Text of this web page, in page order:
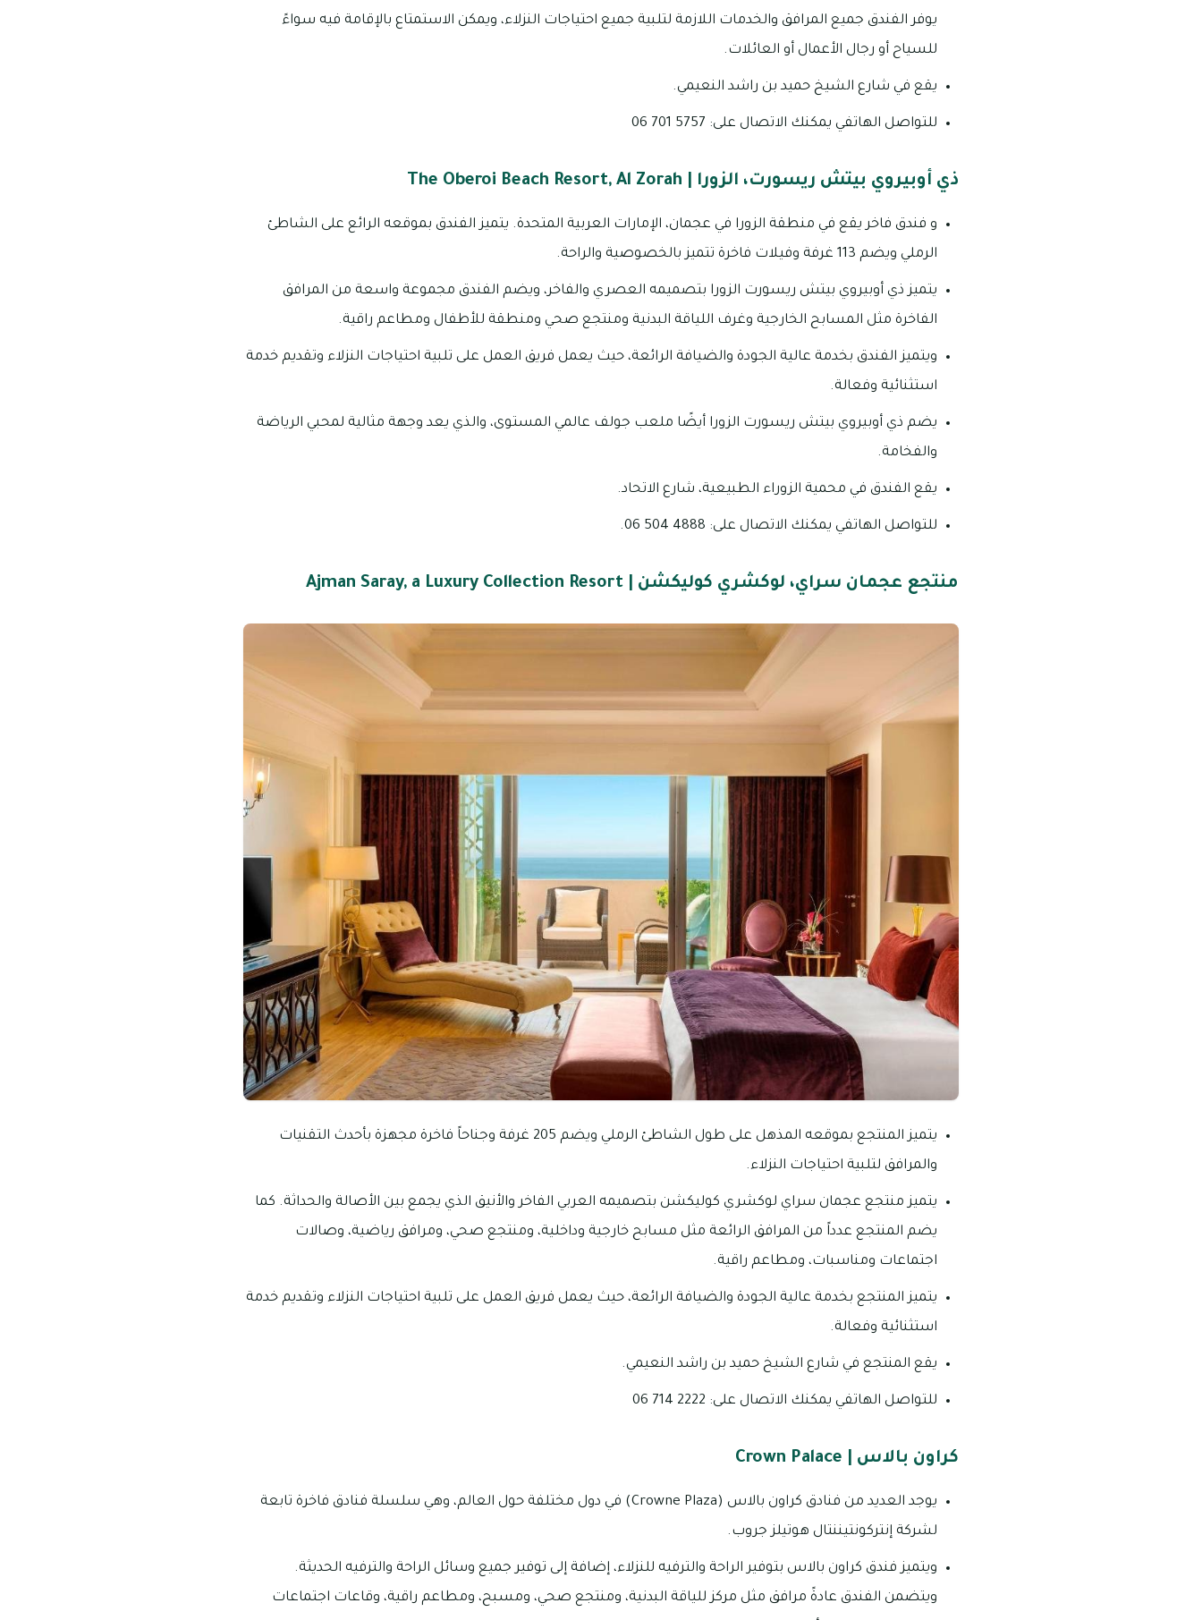
يوفر الفندق جميع المرافق والخدمات اللازمة لتلبية جميع احتياجات النزلاء، ويمكن الاستمتاع بالإقامة فيه سواءً
للسياح أو رجال الأعمال أو العائلات.
يقع في شارع الشيخ حميد بن راشد النعيمي.
للتواصل الهاتفي يمكنك الاتصال على: 5757 701 06
ذي أوبيروي بيتش ريسورت، الزورا | The Oberoi Beach Resort, Al Zorah
و فندق فاخر يقع في منطقة الزورا في عجمان، الإمارات العربية المتحدة. يتميز الفندق بموقعه الرائع على الشاطئ
الرملي ويضم 113 غرفة وفيلات فاخرة تتميز بالخصوصية والراحة.
يتميز ذي أوبيروي بيتش ريسورت الزورا بتصميمه العصري والفاخر، ويضم الفندق مجموعة واسعة من المرافق
الفاخرة مثل المسابح الخارجية وغرف اللياقة البدنية ومنتجع صحي ومنطقة للأطفال ومطاعم راقية.
ويتميز الفندق بخدمة عالية الجودة والضيافة الرائعة، حيث يعمل فريق العمل على تلبية احتياجات النزلاء وتقديم خدمة
استثنائية وفعالة.
يضم ذي أوبيروي بيتش ريسورت الزورا أيضًا ملعب جولف عالمي المستوى، والذي يعد وجهة مثالية لمحبي الرياضة
والفخامة.
يقع الفندق في محمية الزوراء الطبيعية، شارع الاتحاد.
للتواصل الهاتفي يمكنك الاتصال على: 4888 504 06.
منتجع عجمان سراي، لوكشري كوليكشن | Ajman Saray, a Luxury Collection Resort
يتميز المنتجع بموقعه المذهل على طول الشاطئ الرملي ويضم 205 غرفة وجناحاً فاخرة مجهزة بأحدث التقنيات
والمرافق لتلبية احتياجات النزلاء.
يتميز منتجع عجمان سراي لوكشري كوليكشن بتصميمه العربي الفاخر والأنيق الذي يجمع بين الأصالة والحداثة. كما
يضم المنتجع عدداً من المرافق الرائعة مثل مسابح خارجية وداخلية، ومنتجع صحي، ومرافق رياضية، وصالات
اجتماعات ومناسبات، ومطاعم راقية.
يتميز المنتجع بخدمة عالية الجودة والضيافة الرائعة، حيث يعمل فريق العمل على تلبية احتياجات النزلاء وتقديم خدمة
استثنائية وفعالة.
يقع المنتجع في شارع الشيخ حميد بن راشد النعيمي.
للتواصل الهاتفي يمكنك الاتصال على: 2222 714 06
كراون بالاس | Crown Palace
يوجد العديد من فنادق كراون بالاس (Crowne Plaza) في دول مختلفة حول العالم، وهي سلسلة فنادق فاخرة تابعة
لشركة إنتركونتيننتال هوتيلز جروب.
ويتميز فندق كراون بالاس بتوفير الراحة والترفيه للنزلاء، إضافة إلى توفير جميع وسائل الراحة والترفيه الحديثة.
ويتضمن الفندق عادةً مرافق مثل مركز للياقة البدنية، ومنتجع صحي، ومسبح، ومطاعم راقية، وقاعات اجتماعات